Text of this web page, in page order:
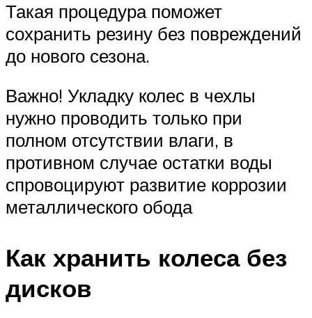
Такая процедура поможет
сохранить резину без повреждений
до нового сезона.
Важно! Укладку колес в чехлы
нужно проводить только при
полном отсутствии влаги, в
противном случае остатки воды
спровоцируют развитие коррозии
металлического обода
Как хранить колеса без
дисков